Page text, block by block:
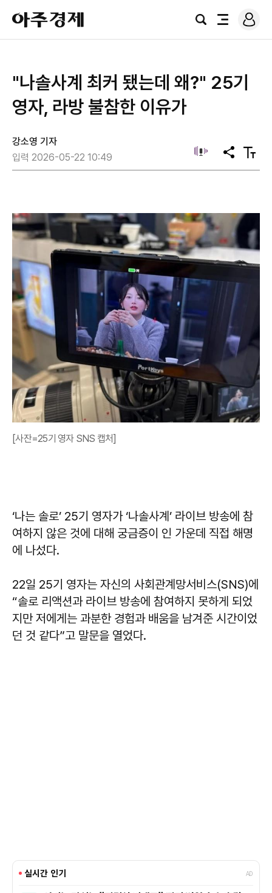
아
주
경
검
전
로
그
"나솔사계 최커 됐는데 왜?" 25기
영자, 라방 불참한 이유가
강소영 기자
입력 2026-05-22 10:49
공
유
텍
스
[사잔=25기 영자 SNS 캡처]
‘나는 솔로’ 25기 영자가 ‘나솔사계’ 라이브 방송에 참
여하지 않은 것에 대해 궁금증이 인 가운데 직접 해명
에 나섰다.
22일 25기 영자는 자신의 사회관계망서비스(SNS)에
“솔로 리액션과 라이브 방송에 참여하지 못하게 되었
지만 저에게는 과분한 경험과 배움을 남겨준 시간이었
던 것 같다”고 말문을 열었다.